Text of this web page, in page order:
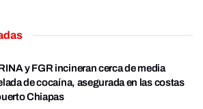
y FGR incineran cerca de media
de cocaína, asegurada en las costas
Chiapas